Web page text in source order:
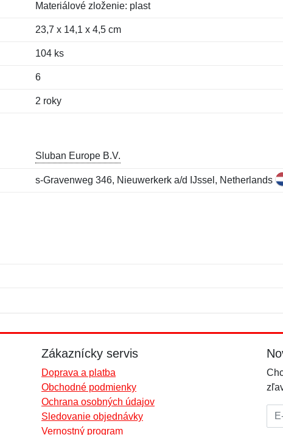
Materiálové zloženie: plast
23,7 x 14,1 x 4,5 cm
104 ks
6
2 roky
Sluban Europe B.V.
s-Gravenweg 346, Nieuwerkerk a/d IJssel, Netherlands
Zákaznícky servis
Doprava a platba
Obchodné podmienky
Ochrana osobných údajov
Sledovanie objednávky
Vernostný program
E-